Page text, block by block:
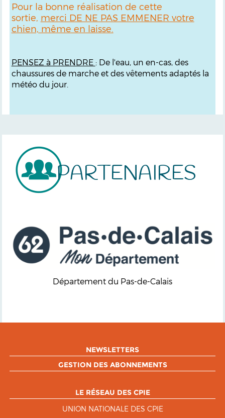
Pour la bonne réalisation de cette
sortie, merci DE NE PAS EMMENER votre
chien, même en laisse.
PENSEZ à PRENDRE : De l'eau, un en-cas, des
chaussures de marche et des vêtements adaptés la
météo du jour.
PARTENAIRES
Département du Pas-de-Calais
NEWSLETTERS
GESTION DES ABONNEMENTS
LE RÉSEAU DES CPIE
UNION NATIONALE DES CPIE